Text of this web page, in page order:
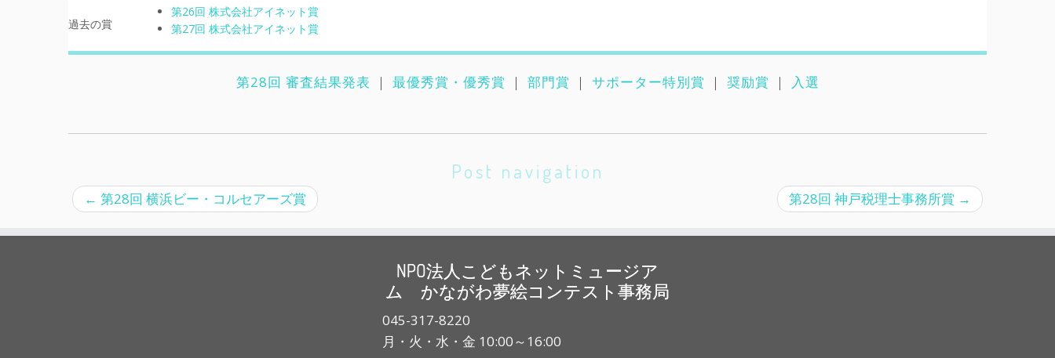
過去の賞
第26回 株式会社アイネット賞
第27回 株式会社アイネット賞
第28回 審査結果発表 ｜ 最優秀賞・優秀賞 ｜ 部門賞 ｜ サポーター特別賞 ｜ 奨励賞 ｜ 入選
Post navigation
← 第28回 横浜ビー・コルセアーズ賞 第28回 神戸税理士事務所賞 →
NPO法人こどもネットミュージア
ム かながわ夢絵コンテスト事務局
045-317-8220
月・火・水・金 10:00～16:00